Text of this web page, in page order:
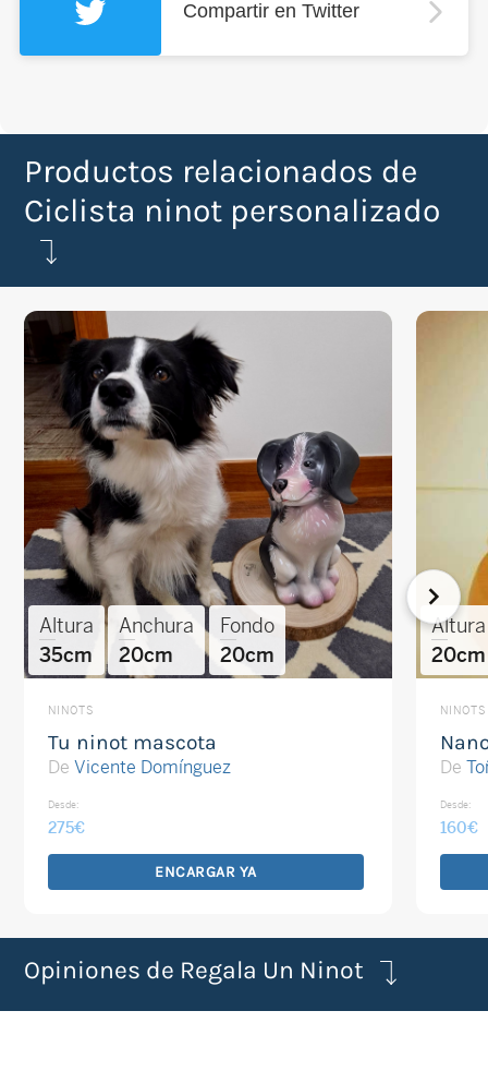
Compartir en Twitter
Productos relacionados de
Ciclista ninot personalizado
Altura
35cm
Anchura
20cm
Fondo
20cm
NINOTS
Tu ninot mascota
De Vicente Domínguez
Desde:
275€
ENCARGAR YA
Altura
20cm
NINOTS
De
Desde:
160€
Opiniones de Regala Un Ninot